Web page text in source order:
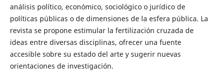
análisis político, económico, sociológico o jurídico de
políticas públicas o de dimensiones de la esfera pública. La
revista se propone estimular la fertilización cruzada de
ideas entre diversas disciplinas, ofrecer una fuente
accesible sobre su estado del arte y sugerir nuevas
orientaciones de investigación.